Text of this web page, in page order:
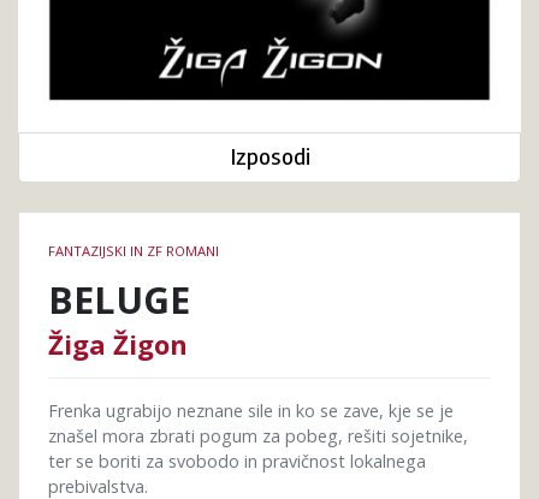
knjige
FANTAZIJSKI IN ZF ROMANI
BELUGE
Žiga Žigon
Frenka ugrabijo neznane sile in ko se zave, kje se je
znašel mora zbrati pogum za pobeg, rešiti sojetnike,
ter se boriti za svobodo in pravičnost lokalnega
prebivalstva.
Izposodi